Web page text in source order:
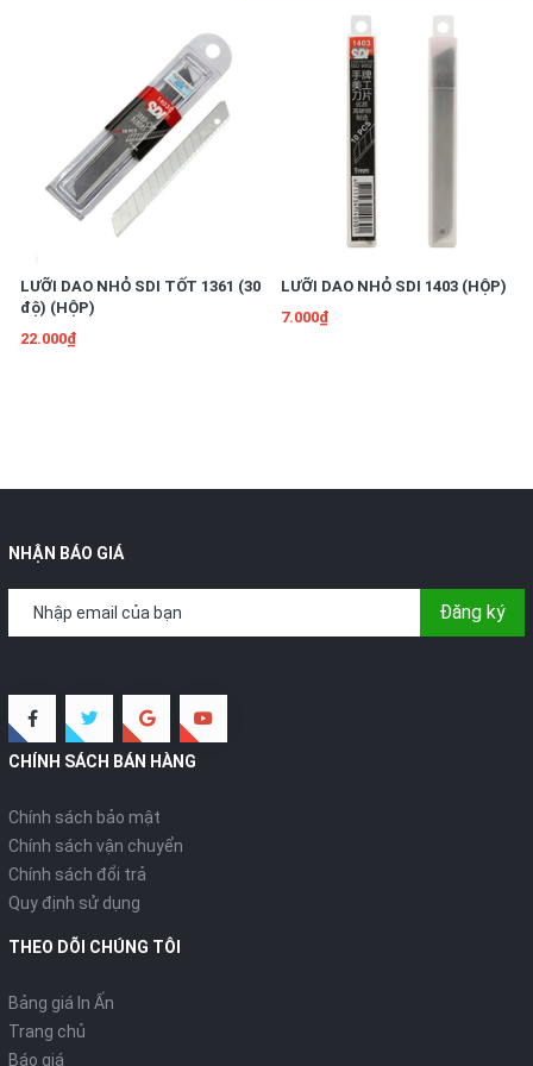
đảm bảo an toàn 1 cách tối ưu.
Tiện sử dụng
Sản phẩm là dụng cụ văn phòng tiện ích mà học sinh, sinh viên,
nhân viên công sở, thợ chế tác thủ công,…có thể sử dụng để
Ngoài cắt, rọc giấy bạn có thể dùng dao để làm nhiều công việc
khác như gọt bút chì, rọc vải, cắt tỉa hoa quả.
LƯỠI DAO NHỎ SDI TỐT 1361 (30
độ) (HỘP)
22.000₫
LƯỠI DAO NHỎ SDI 1403 (HỘP)
7.000₫
NHẬN BÁO GIÁ
Đăng ký
CHÍNH SÁCH BÁN HÀNG
Chính sách bảo mật
Chính sách vận chuyển
Chính sách đổi trả
Quy định sử dụng
THEO DÕI CHÚNG TÔI
Bảng giá In Ấn
Trang chủ
Báo giá